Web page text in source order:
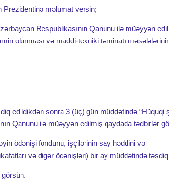
endokrinoloqu Günel Mahmudova: “Hormonlar
qastroenteroloqu Turan Kərimova: “Axşam
ehtiramla yad edirik
şöbə müdiri Əliniyaz Məmmədov: “Öd daşlarının
aparmaqla, uğurlu nəticə əldə etmək olar”
Prezidentinə məlumat versin;
Respublikasının Qanunu ilə müəyyən
olunması və maddi-texniki təminatı
edildikdən sonra 3 (üç) gün müddətində “Hüquqi
Qanunu ilə müəyyən edilmiş qaydada tədbirlər
ödənişi fondunu, işçilərinin say həddini və
və digər ödənişləri) bir ay müddətində
görsün.